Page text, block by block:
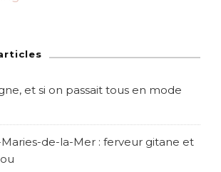
et si on passait tous en mode
Maries-de-la-Mer : ferveur gitane et